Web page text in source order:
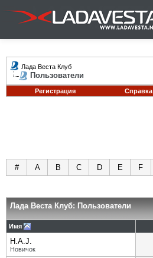
Лада Веста Клуб
Пользователи
Регистрация Справка
# A B C D E F
Лада Веста Клуб: Пользователи
Имя
H.A.J.
Новичок